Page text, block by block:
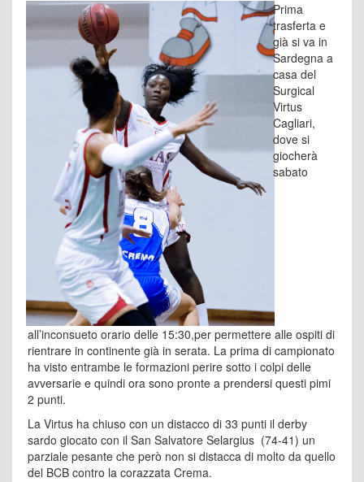
Prima
trasferta e
già si va in
Sardegna a
casa del
Surgical
Virtus
Cagliari,
dove si
giocherà
sabato
all’inconsueto orario delle 15:30,per permettere alle ospiti di
rientrare in continente già in serata. La prima di campionato
ha visto entrambe le formazioni perire sotto i colpi delle
avversarie e quindi ora sono pronte a prendersi questi pimi
2 punti.
La Virtus ha chiuso con un distacco di 33 punti il derby
sardo giocato con il San Salvatore Selargius (74-41) un
parziale pesante che però non si distacca di molto da quello
del BCB contro la corazzata Crema.